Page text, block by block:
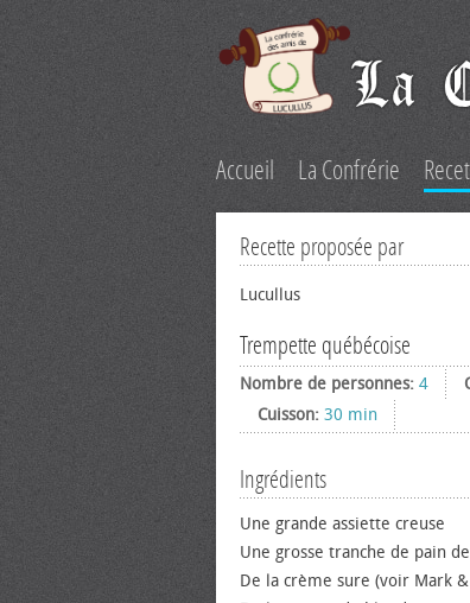
Accueil La Confrérie
Recette proposée par
Lucullus
Trempette québécoise
Nombre de personnes: 4
Cuisson: 30 min
Ingrédients
Une grande assiette creuse
Une grosse tranche de pain
De la crème sure (voir Mark